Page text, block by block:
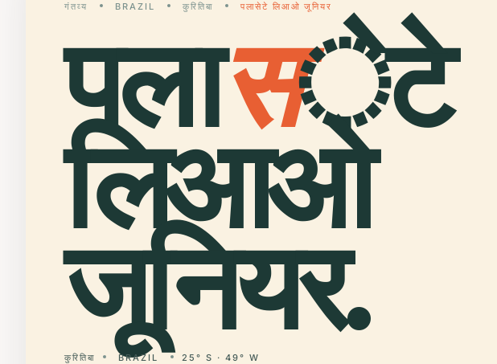
गंतव्य BRAZIL कुरितिबा पलासेटे लिआओ जूनियर
पलासेटे
लिआओ
जूनियर.
कुरितिबा BRAZIL 25° S · 49° W